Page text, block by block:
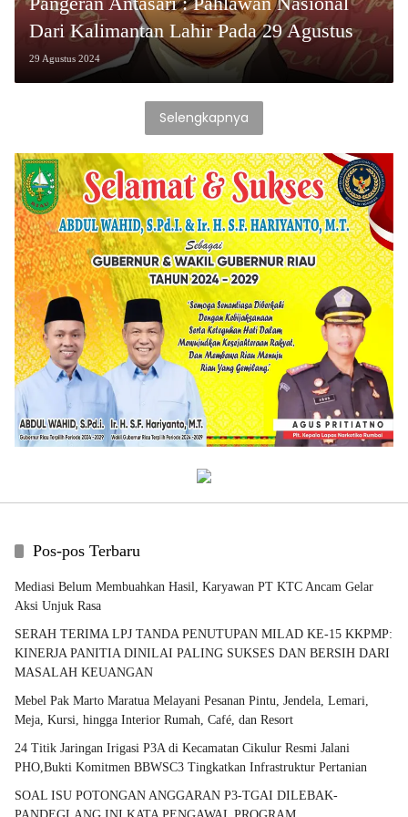
Dari Kalimantan Lahir Pada 29 Agustus
29 Agustus 2024
Selengkapnya
Pos-pos Terbaru
Mediasi Belum Membuahkan Hasil, Karyawan PT KTC Ancam Gelar
Aksi Unjuk Rasa
SERAH TERIMA LPJ TANDA PENUTUPAN MILAD KE-15 KKPMP:
KINERJA PANITIA DINILAI PALING SUKSES DAN BERSIH DARI
MASALAH KEUANGAN
Mebel Pak Marto Maratua Melayani Pesanan Pintu, Jendela, Lemari,
Meja, Kursi, hingga Interior Rumah, Café, dan Resort
24 Titik Jaringan Irigasi P3A di Kecamatan Cikulur Resmi Jalani
PHO,Bukti Komitmen BBWSC3 Tingkatkan Infrastruktur Pertanian
SOAL ISU POTONGAN ANGGARAN P3-TGAI DILEBAK-